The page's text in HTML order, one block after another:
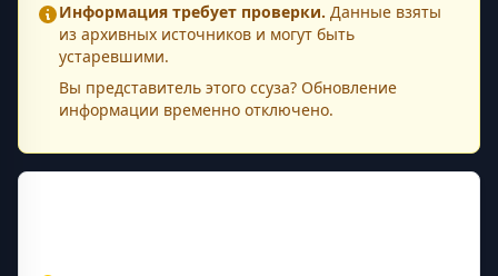
Информация требует проверки. Данные взяты
из архивных источников и могут быть
устаревшими.
Вы представитель этого ссуза? Обновление
информации временно отключено.